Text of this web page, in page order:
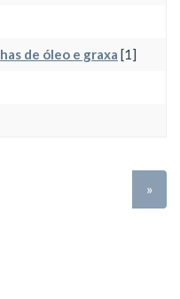
de óleo e graxa [1]
»